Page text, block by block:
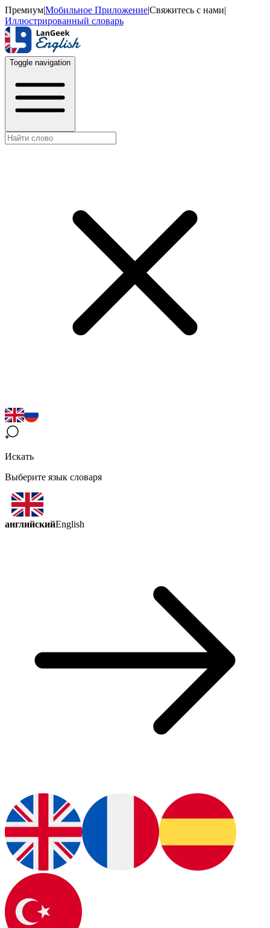
Премиум|Мобильное Приложение|Свяжитесь с нами|
Иллюстрированный словарь
Toggle navigation
Искать
Выберите язык словаря
английскийEnglish